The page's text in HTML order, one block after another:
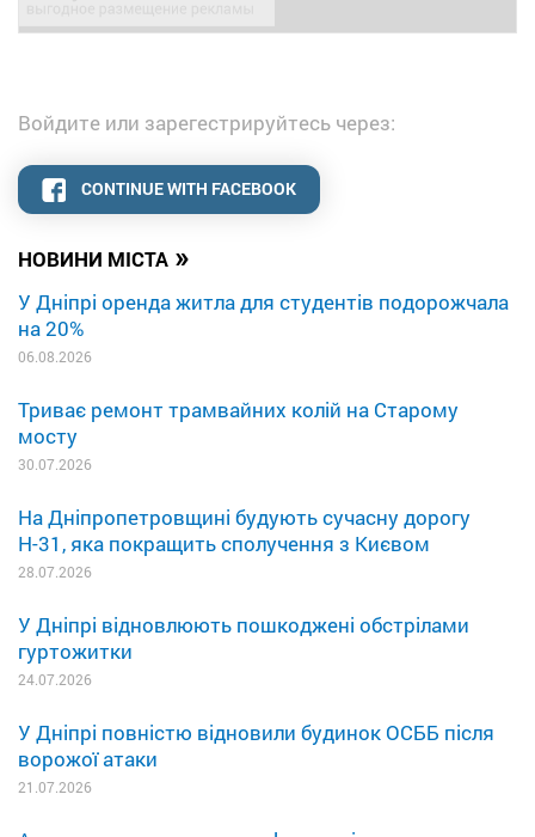
НОВИНИ МІСТА »
У Дніпрі оренда житла для студентів подорожчала
на 20%
06.08.2026
Триває ремонт трамвайних колій на Старому
мосту
30.07.2026
На Дніпропетровщині будують сучасну дорогу
Н-31, яка покращить сполучення з Києвом
28.07.2026
У Дніпрі відновлюють пошкоджені обстрілами
гуртожитки
24.07.2026
У Дніпрі повністю відновили будинок ОСББ після
ворожої атаки
21.07.2026
Войдите или зарегестрируйтесь через:
CONTINUE WITH FACEBOOK